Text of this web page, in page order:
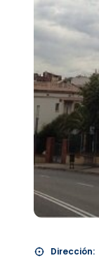
Dirección: